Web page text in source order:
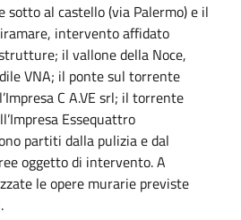
sotto al castello (via Palermo) e il
intervento affidato
il vallone della Noce,
VNA; il ponte sul torrente
C A.VE srl; il torrente
Essequattro
partiti dalla pulizia e dal
oggetto di intervento. A
le opere murarie previste